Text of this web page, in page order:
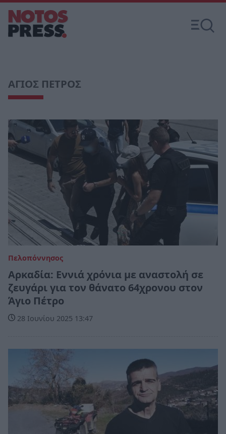
ΑΓΙΟΣ ΠΕΤΡΟΣ
Πελοπόννησος
Αρκαδία: Εννιά χρόνια με αναστολή σε
ζευγάρι για τον θάνατο 64χρονου στον
Άγιο Πέτρο
28 Ιουνίου 2025 13:47